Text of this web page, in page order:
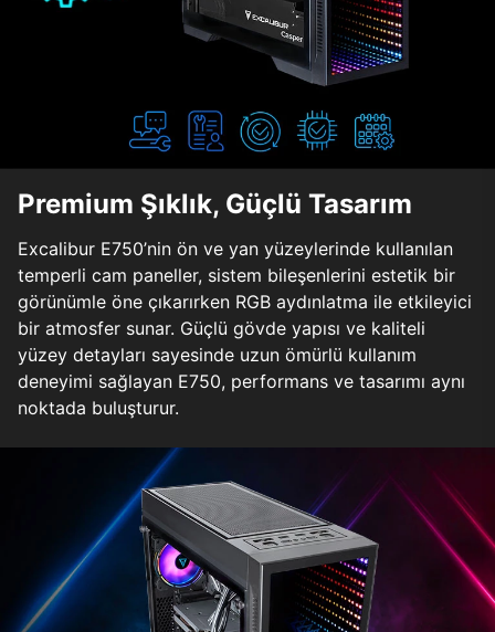
Premium Şıklık, Güçlü Tasarım
Excalibur E750’nin ön ve yan yüzeylerinde kullanılan
temperli cam paneller, sistem bileşenlerini estetik bir
görünümle öne çıkarırken RGB aydınlatma ile etkileyici
bir atmosfer sunar. Güçlü gövde yapısı ve kaliteli
yüzey detayları sayesinde uzun ömürlü kullanım
deneyimi sağlayan E750, performans ve tasarımı aynı
noktada buluşturur.